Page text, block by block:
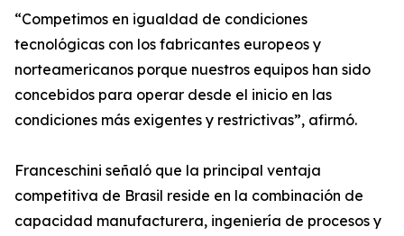
“Competimos en igualdad de condiciones
tecnológicas con los fabricantes europeos y
norteamericanos porque nuestros equipos han sido
concebidos para operar desde el inicio en las
condiciones más exigentes y restrictivas”, afirmó.
Franceschini señaló que la principal ventaja
competitiva de Brasil reside en la combinación de
capacidad manufacturera, ingeniería de procesos y